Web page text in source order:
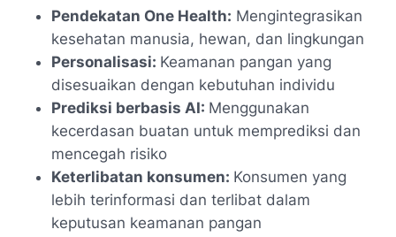
Pendekatan One Health: Mengintegrasikan
kesehatan manusia, hewan, dan lingkungan
Personalisasi: Keamanan pangan yang
disesuaikan dengan kebutuhan individu
Prediksi berbasis AI: Menggunakan
kecerdasan buatan untuk memprediksi dan
mencegah risiko
Keterlibatan konsumen: Konsumen yang
lebih terinformasi dan terlibat dalam
keputusan keamanan pangan